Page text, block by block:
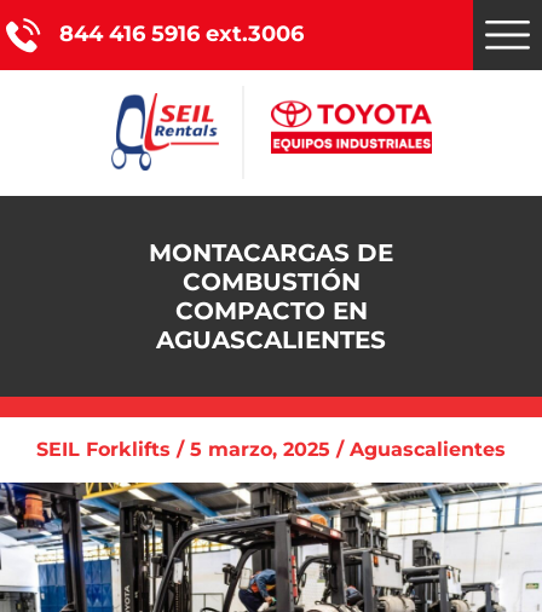
844 416 5916 ext.3006
Catálogo de productos
Promociones
Nosotros
Blog
Contacto
MONTACARGAS DE
COMBUSTIÓN
COMPACTO EN
AGUASCALIENTES
SEIL Forklifts / 5 marzo, 2025 / Aguascalientes